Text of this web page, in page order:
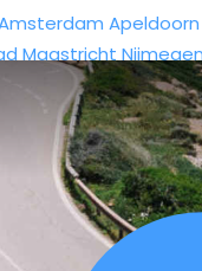
Apeldoorn
Maastricht Nijmegen